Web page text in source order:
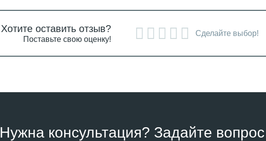
Хотите оставить отзыв?
Поставьте свою оценку!
Сделайте выбор!
Нужна консультация? Задайте